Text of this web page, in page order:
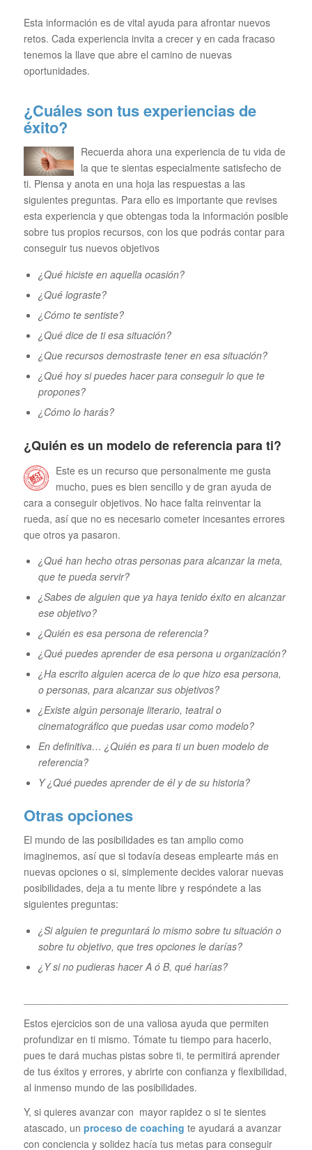
Esta información es de vital ayuda para afrontar nuevos
retos. Cada experiencia invita a crecer y en cada fracaso
tenemos la llave que abre el camino de nuevas
oportunidades.
¿Cuáles son tus experiencias de
éxito?
Recuerda ahora una experiencia de tu vida de
la que te sientas especialmente satisfecho de
ti. Piensa y anota en una hoja las respuestas a las
siguientes preguntas. Para ello es importante que revises
esta experiencia y que obtengas toda la información posible
sobre tus propios recursos, con los que podrás contar para
conseguir tus nuevos objetivos
¿Qué hiciste en aquella ocasión?
¿Qué lograste?
¿Cómo te sentiste?
¿Qué dice de ti esa situación?
¿Que recursos demostraste tener en esa situación?
¿Qué hoy si puedes hacer para conseguir lo que te
propones?
¿Cómo lo harás?
¿Quién es un modelo de referencia para ti?
Este es un recurso que personalmente me gusta
mucho, pues es bien sencillo y de gran ayuda de
cara a conseguir objetivos. No hace falta reinventar la
rueda, así que no es necesario cometer incesantes errores
que otros ya pasaron.
¿Qué han hecho otras personas para alcanzar la meta,
que te pueda servir?
¿Sabes de alguien que ya haya tenido éxito en alcanzar
ese objetivo?
¿Quién es esa persona de referencia?
¿Qué puedes aprender de esa persona u organización?
¿Ha escrito alguien acerca de lo que hizo esa persona,
o personas, para alcanzar sus objetivos?
¿Existe algún personaje literario, teatral o
cinematográfico que puedas usar como modelo?
En definitiva… ¿Quién es para ti un buen modelo de
referencia?
Y ¿Qué puedes aprender de él y de su historia?
Otras opciones
El mundo de las posibilidades es tan amplio como
imaginemos, así que si todavía deseas emplearte más en
nuevas opciones o si, simplemente decides valorar nuevas
posibilidades, deja a tu mente libre y respóndete a las
siguientes preguntas:
¿Si alguien te preguntará lo mismo sobre tu situación o
sobre tu objetivo, que tres opciones le darías?
¿Y si no pudieras hacer A ó B, qué harías?
Estos ejercicios son de una valiosa ayuda que permiten
profundizar en ti mismo. Tómate tu tiempo para hacerlo,
pues te dará muchas pistas sobre ti, te permitirá aprender
de tus éxitos y errores, y abrirte con confianza y flexibilidad,
al inmenso mundo de las posibilidades.
Y, si quieres avanzar con mayor rapidez o si te sientes
atascado, un proceso de coaching te ayudará a avanzar
con conciencia y solidez hacía tus metas para conseguir